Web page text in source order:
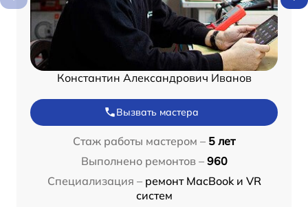
Константин Александрович Иванов
Вызвать мастера
Стаж работы мастером – 5 лет
Выполнено ремонтов – 960
Специализация – ремонт MacBook и VR
систем